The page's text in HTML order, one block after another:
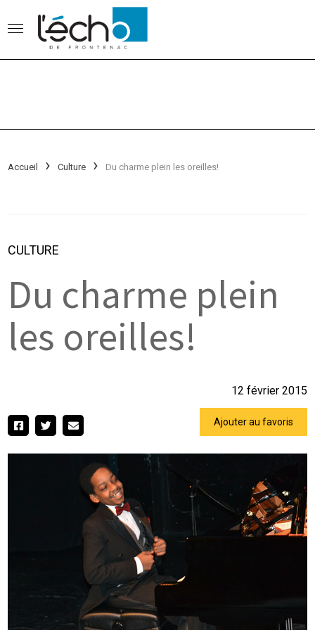
Accueil Culture Du charme plein les oreilles!
CULTURE
Du charme plein
les oreilles!
12 février 2015
Ajouter au favoris